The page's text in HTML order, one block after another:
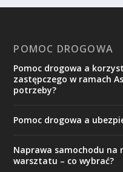
POMOC DROGOWA
Pomoc drogowa a
zastępczego w ramach
potrzeby?
Pomoc drogowa a
Naprawa samochodu na
warsztatu – co wybrać?